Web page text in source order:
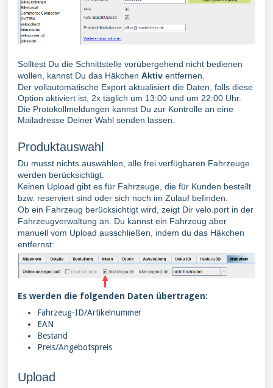
Solltest Du die Schnittstelle vorübergehend nicht bedienen
wollen, kannst Du das Häkchen Aktiv entfernen.
Der vollautomatische Export aktualisiert die Daten, falls diese
Option aktiviert ist, 2x täglich um 13:00 und um 22:00 Uhr.
Die Protokollmeldungen kannst Du zur Kontrolle an eine
Mailadresse Deiner Wahl senden lassen.
Produktauswahl
Du musst nichts auswählen, alle frei verfügbaren Fahrzeuge
werden berücksichtigt.
Keinen Upload gibt es für Fahrzeuge, die für Kunden bestellt
bzw. reserviert sind oder sich noch im Zulauf befinden.
Ob ein Fahrzeug berücksichtigt wird, zeigt Dir velo.port in der
Fahrzeugverwaltung an. Du kannst ein Fahrzeug aber
manuell vom Upload ausschließen, indem du das Häkchen
entfernst:
Es werden die folgenden Daten übertragen:
Fahrzeug-ID/Artikelnummer
EAN
Bestand
Preis/Angebotspreis
Upload